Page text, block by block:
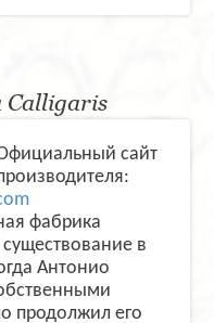
Calligaris
сайт
фабрика
в
Антонио
продолжил его